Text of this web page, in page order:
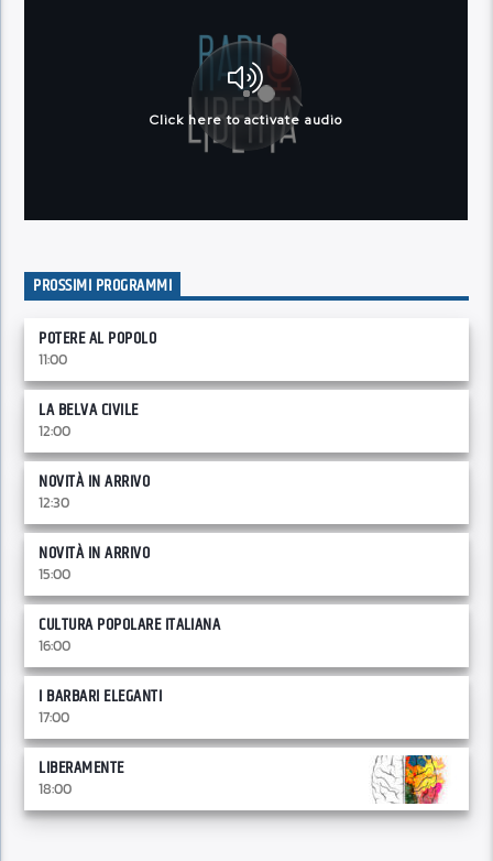
PROSSIMI PROGRAMMI
POTERE AL POPOLO
11:00
LA BELVA CIVILE
12:00
NOVITÀ IN ARRIVO
12:30
NOVITÀ IN ARRIVO
15:00
CULTURA POPOLARE ITALIANA
16:00
I BARBARI ELEGANTI
17:00
LIBERAMENTE
18:00